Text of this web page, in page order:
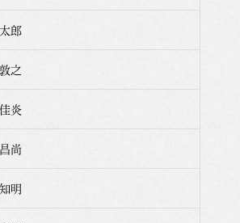
郎
之
炎
尚
明